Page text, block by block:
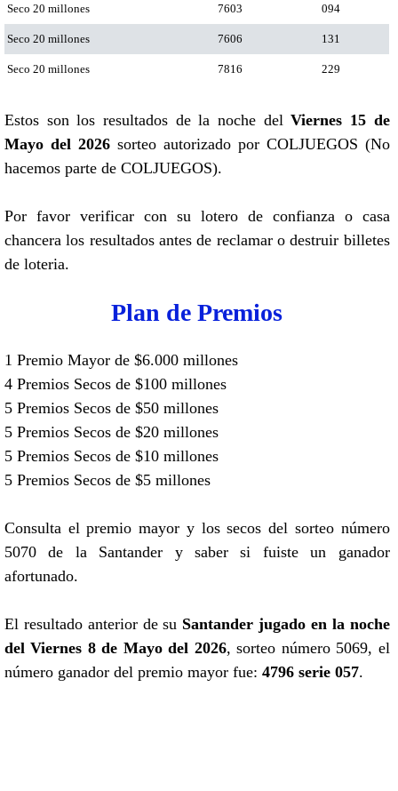
Seco 20 millones 7603 094
Seco 20 millones 7606 131
Seco 20 millones 7816 229
Estos son los resultados de la noche delViernes 15 de
Mayo del 2026sorteo autorizado por COLJUEGOS (No
hacemos parte de COLJUEGOS).
Por favor verificar con su lotero de confianza o casa
chancera los resultados antes de reclamar o destruir billetes
de loteria.
Plan de Premios
1 Premio Mayor de $6.000 millones
4 Premios Secos de $100 millones
5 Premios Secos de $50 millones
5 Premios Secos de $20 millones
5 Premios Secos de $10 millones
5 Premios Secos de $5 millones
Consulta el premio mayor y los secos del sorteo número
5070 de la Santander y saber si fuiste un ganador
afortunado.
El resultado anterior de su Santander jugado en la noche
del Viernes 8 de Mayo del 2026, sorteo número 5069, el
número ganador del premio mayor fue: 4796 serie 057.